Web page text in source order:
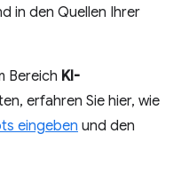
in den Quellen Ihrer
Bereich KI-
erfahren Sie hier, wie
eingeben und den